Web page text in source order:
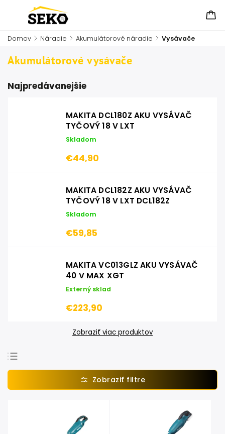
Domov / Náradie / Akumulátorové náradie / Vysávače
Akumulátorové vysávače
Najpredávanejšie
MAKITA DCL180Z AKU VYSÁVAČ
TYČOVÝ 18 V LXT
Skladom
€44,90
MAKITA DCL182Z AKU VYSÁVAČ
TYČOVÝ 18 V LXT DCL182Z
Skladom
€59,85
MAKITA VC013GLZ AKU VYSÁVAČ
40 V MAX XGT
Externý sklad
€223,90
Zobraziť viac produktov
Najpredávanejšie
Najlacnejšie